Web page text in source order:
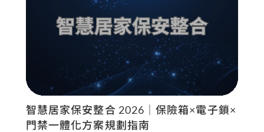
智慧居家保安整合 2026｜保險箱×電子鎖×
門禁一體化方案規劃指南